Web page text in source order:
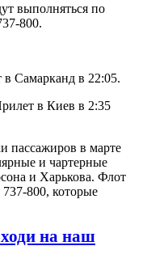
выполняться по
800.
Самарканд в 22:05.
в Киев в 2:35
пассажиров в марте
и чартерные
и Харькова. Флот
800, которые
на наш